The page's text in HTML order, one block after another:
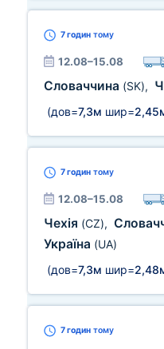
7 годин тому
12.08–15.08
Словаччина (SK),
(дов=7,3м шир=
7 годин тому
12.08–15.08
Чехія (CZ),
Україна (UA)
(дов=7,3м шир=
7 годин тому